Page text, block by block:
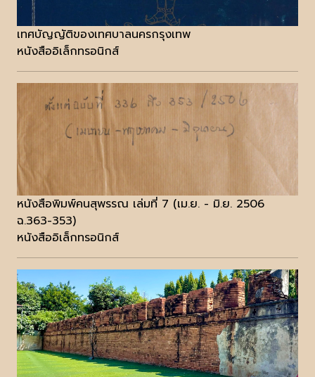
เทศบัญญัติของเทศบาลนครกรุงเทพ
หนังสืออิเล็กทรอนิกส์
หนังสือพิมพ์คนสุพรรณ เล่มที่ 7 (เม.ย. - มิ.ย. 2506
ฉ.363-353)
หนังสืออิเล็กทรอนิกส์